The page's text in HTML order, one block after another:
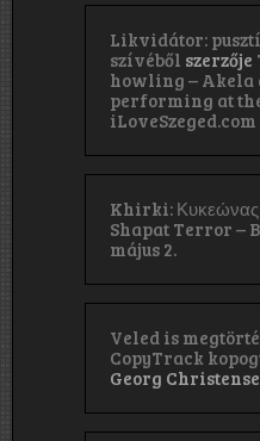
Likvidátor:
szívéből szerzője
howling –
performing at
iLoveSzeged.com
Khirki: Κ​υ​κ​ε​ώ​ν​α​ς
Shapat Terror –
május 2.
Veled is
CopyTrack
Georg